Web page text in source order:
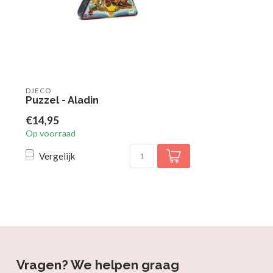
DJECO
Puzzel - Aladin
€14,95
Op voorraad
Vergelijk
Vragen? We helpen graag